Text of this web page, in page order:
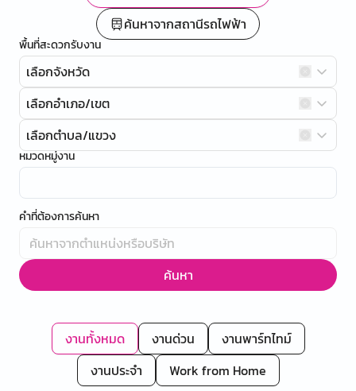
ค้นหาจากสถานีรถไฟฟ้า
พื้นที่สะดวกรับงาน
เลือกจังหวัด
เลือกอำเภอ/เขต
เลือกตำบล/แขวง
หมวดหมู่งาน
คำที่ต้องการค้นหา
ค้นหา
งานทั้งหมด งานด่วน
งานพาร์ทไทม์
งานประจำ
Work from Home